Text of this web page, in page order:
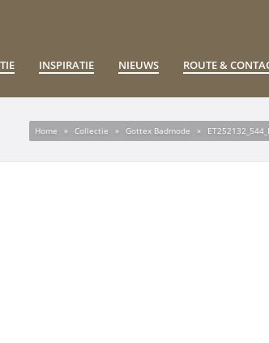
INSPIRATIE NIEUWS ROUTE &
Home » Collectie » Gottex Badmode »